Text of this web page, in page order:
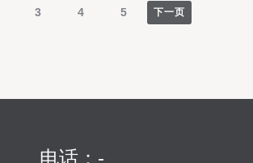
3 4 5 下一页
电话：-